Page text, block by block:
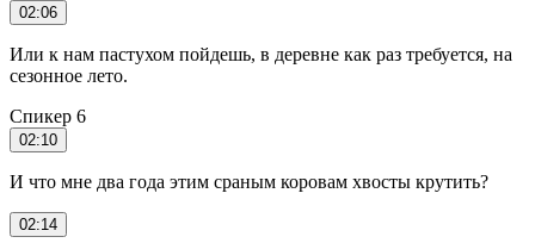
02:06
Или к нам пастухом пойдешь, в деревне как раз требуется, на
сезонное лето.
Спикер 6
02:10
И что мне два года этим сраным коровам хвосты крутить?
02:14